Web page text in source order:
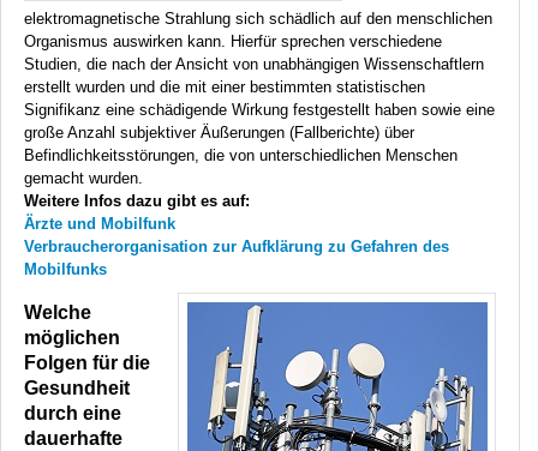
elektromagnetische Strahlung sich schädlich auf den menschlichen
Organismus auswirken kann. Hierfür sprechen verschiedene
Studien, die nach der Ansicht von unabhängigen Wissenschaftlern
erstellt wurden und die mit einer bestimmten statistischen
Signifikanz eine schädigende Wirkung festgestellt haben sowie eine
große Anzahl subjektiver Äußerungen (Fallberichte) über
Befindlichkeitsstörungen, die von unterschiedlichen Menschen
gemacht wurden.
Weitere Infos dazu gibt es auf:
Ärzte und Mobilfunk
Verbraucherorganisation zur Aufklärung zu Gefahren des
Mobilfunks
Welche
möglichen
Folgen für die
Gesundheit
durch eine
dauerhafte